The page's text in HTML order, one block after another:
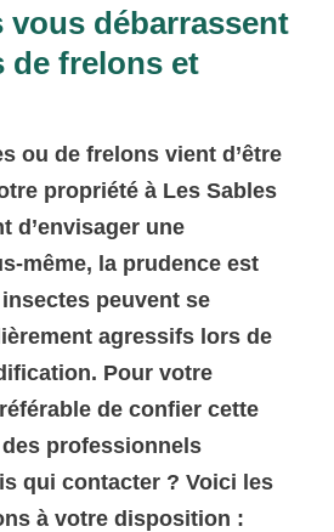
vous débarrassent
de frelons et
ou de frelons vient d’être
propriété à Les Sables
d’envisager une
même, la prudence est
peuvent se
agressifs lors de
Pour votre
de confier cette
professionnels
qui contacter ? Voici les
à votre disposition :